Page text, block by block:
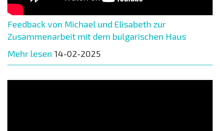
Feedback von Michael und Elisabeth zur
Zusammenarbeit mit dem bulgarischen Haus
Mehr lesen 14-02-2025